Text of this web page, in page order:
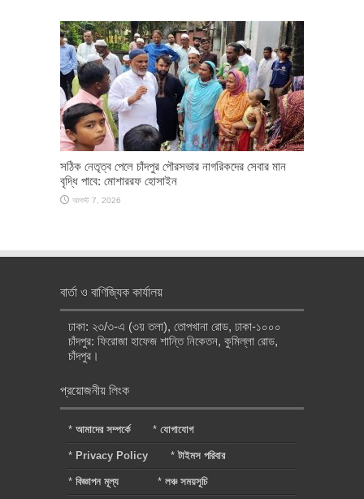
সঠিক নেতৃত্ব পেলে চাঁদপুর পৌরসভার নাগরিকদের সেবার মান
বৃদ্ধি পাবে: মোশাররফ হোসাইন
আগস্ট 7, 2026
বার্তা ও বাণিজ্যিক কার্যালয়
ঢাকা: ২৩/৩-এ (৩য় তলা), তোপখানা রোড, ঢাকা-১০০০
চাঁদপুর: ফিরোজা হাফেজ শান্তি নিকেতন, কুমিল্লা রোড,
চাঁদপুর।
প্রয়োজনীয় লিংক
* আমাদের সম্পর্কে * যোগাযোগ
* Privacy Policy *টাইমস পরিবার
* বিজ্ঞাপন মূল্য * লঞ্চ সময়সূচি